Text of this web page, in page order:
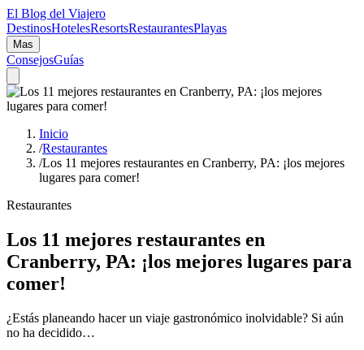
El Blog del Viajero
DestinosHotelesResortsRestaurantesPlayas
Mas
ConsejosGuías
Inicio
/Restaurantes
/Los 11 mejores restaurantes en Cranberry, PA: ¡los mejores
lugares para comer!
Restaurantes
Los 11 mejores restaurantes en
Cranberry, PA: ¡los mejores lugares para
comer!
¿Estás planeando hacer un viaje gastronómico inolvidable? Si aún
no ha decidido…